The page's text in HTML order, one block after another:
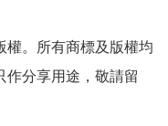
權。所有商標及版權均
作分享用途，敬請留